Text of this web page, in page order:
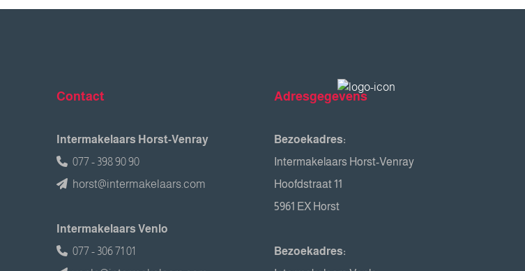
Contact
Intermakelaars Horst-Venray
077 - 398 90 90
horst@intermakelaars.com
Intermakelaars Venlo
077 - 306 71 01
Adresgegevens
Bezoekadres:
Intermakelaars Horst-Venray
Hoofdstraat 11
5961 EX Horst
Bezoekadres: